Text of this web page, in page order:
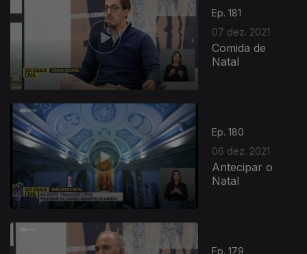
Ep. 181
07 dez. 2021
Comida de
Natal
Ep. 180
06 dez. 2021
Antecipar o
Natal
Ep. 179